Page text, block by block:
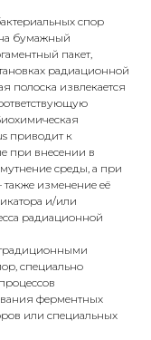
спор
бумажный
пакет,
радиационной
полоска извлекается
приводит к
при внесении в
среды, а при
изменение её
и/или
радиационной
специально
ферментных
или специальных